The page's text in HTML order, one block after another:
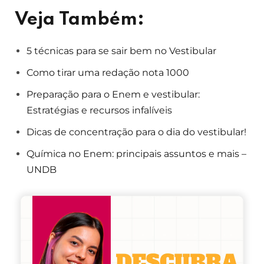
Veja Também:
5 técnicas para se sair bem no Vestibular
Como tirar uma redação nota 1000
Preparação para o Enem e vestibular:
Estratégias e recursos infalíveis
Dicas de concentração para o dia do vestibular!
Química no Enem: principais assuntos e mais –
UNDB